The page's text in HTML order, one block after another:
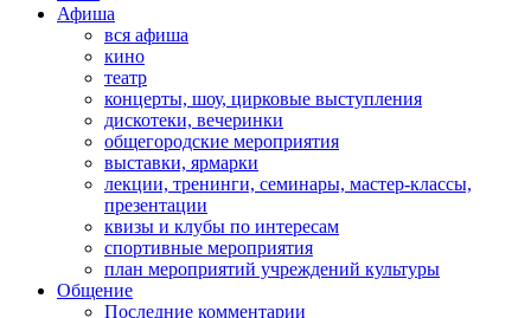
Афиша
вся афиша
кино
театр
концерты, шоу, цирковые выступления
дискотеки, вечеринки
общегородские мероприятия
выставки, ярмарки
лекции, тренинги, семинары, мастер-классы,
презентации
квизы и клубы по интересам
спортивные мероприятия
план мероприятий учреждений культуры
Общение
Последние комментарии